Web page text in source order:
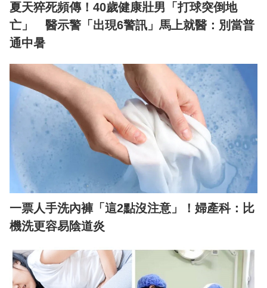
夏天猝死頻傳！40歲健康壯男「打球突倒地
亡」 醫示警「出現6警訊」馬上就醫：別當普
通中暑
一票人手洗內褲「這2點沒注意」！婦產科：比
機洗更容易陰道炎